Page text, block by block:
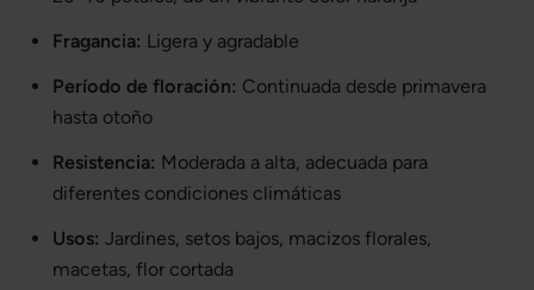
Fragancia: Ligera y agradable
Período de floración: Continuada desde primavera
hasta otoño
Resistencia: Moderada a alta, adecuada para
diferentes condiciones climáticas
Usos: Jardines, setos bajos, macizos florales,
macetas, flor cortada